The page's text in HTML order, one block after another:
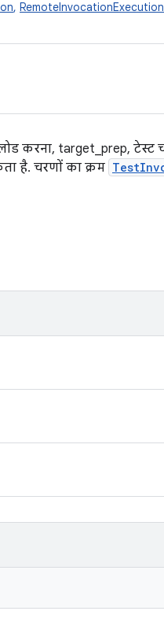
, RemoteInvocationExecution
करना, target_prep, टेस्ट
है. चरणों का क्रम